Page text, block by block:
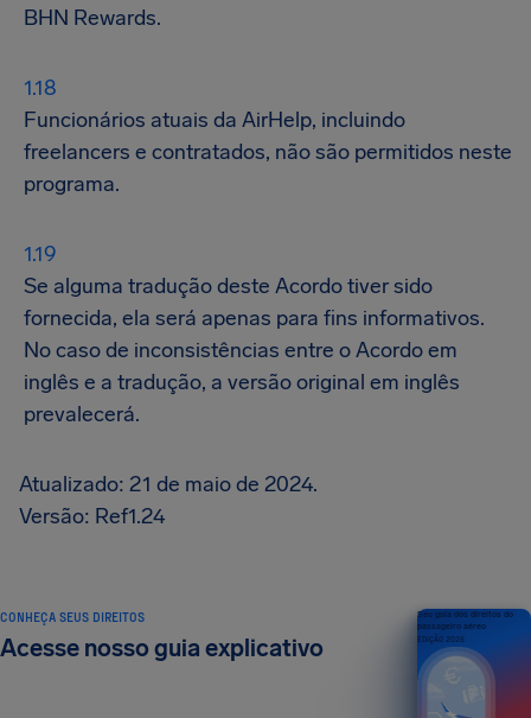
BHN Rewards.
Funcionários atuais da AirHelp, incluindo
freelancers e contratados, não são permitidos neste
programa.
Se alguma tradução deste Acordo tiver sido
fornecida, ela será apenas para fins informativos.
No caso de inconsistências entre o Acordo em
inglês e a tradução, a versão original em inglês
prevalecerá.
Atualizado: 21 de maio de 2024.
Versão: Ref1.24
CONHEÇA SEUS DIREITOS
Acesse nosso guia explicativo
Seu guia dos direitos do
passageiro aéreo
EDIÇÃO 2026